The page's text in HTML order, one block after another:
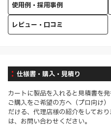
使用例・採用事例
レビュー・口コミ
仕様書・購入・見積り
カートに製品を入れると見積書を発
ご購入をご希望の方へ（プロ向け
だける、代理店様の紹介をしてお
は、お問い合わせください。